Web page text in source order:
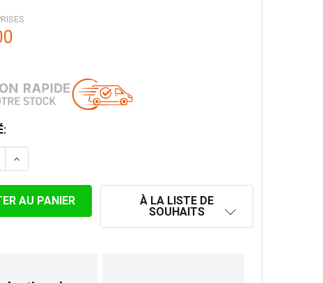
LA QUANTITÉ DE LONGUEUR TÉLESCOPIQUE CONVESA
AUGMENTER LA QUANTITÉ DE LONGUEUR
À LA LISTE DE
SOUHAITS